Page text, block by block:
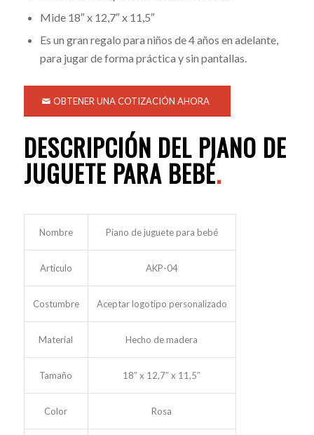
Mide 18″ x 12,7″ x 11,5″
Es un gran regalo para niños de 4 años en adelante,
para jugar de forma práctica y sin pantallas.
OBTENER UNA COTIZACIÓN AHORA
DESCRIPCIÓN DEL PIANO DE
JUGUETE PARA BEBÉ.
Nombre Piano de juguete para bebé
Articulo AKP-04
Costumbre Aceptar logotipo personalizado
Material Hecho de madera
Tamaño 18″ x 12,7″ x 11,5″
Color Rosa